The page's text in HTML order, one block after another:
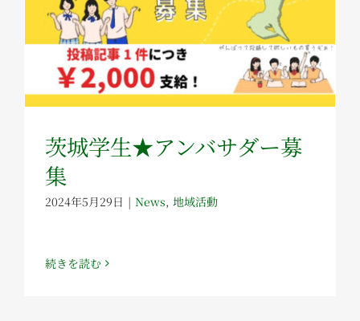
茨城学生★アンバサダー募
集
2024年5月29日 | News, 地域活動
続きを読む